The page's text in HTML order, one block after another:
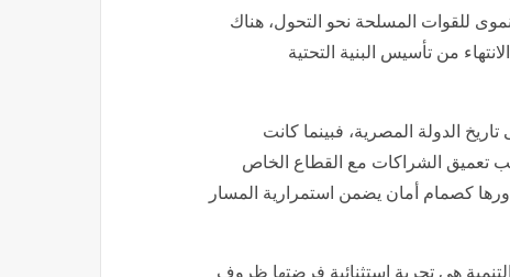
للقوات المسلحة نحو التحول، هناك
من تأسيس البنية التحتية
الدولة المصرية، فبينما كانت
تعميق الشراكات مع القطاع الخاص
كصمام أمان يضمن استمرارية المسار
هى تجربة استثنائية فرضتها ظروف